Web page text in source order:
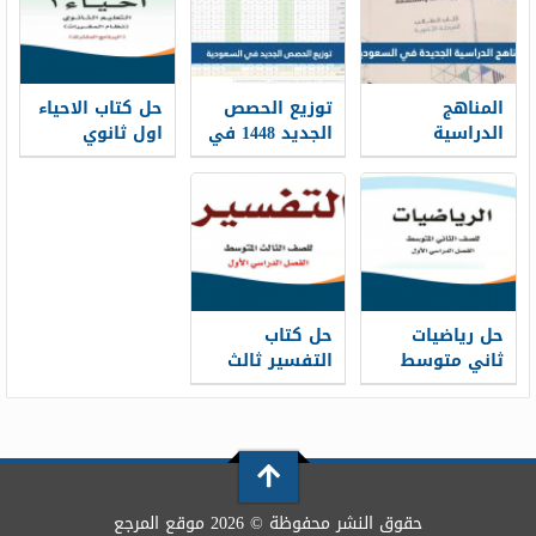
المناهج
الدراسية
الجديدة في
السعودية 1448
توزيع الحصص
الجديد 1448 في
السعودية
حل كتاب الاحياء
اول ثانوي
مقررات 1448
حل رياضيات
ثاني متوسط
ف1 1448
حل كتاب
التفسير ثالث
متوسط ف1
حقوق النشر محفوظة © 2026 موقع المرجع